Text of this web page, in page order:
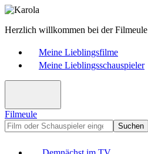
Herzlich willkommen bei der Filmeule
Meine Lieblingsfilme
Meine Lieblingsschauspieler
Filmeule
Suchen